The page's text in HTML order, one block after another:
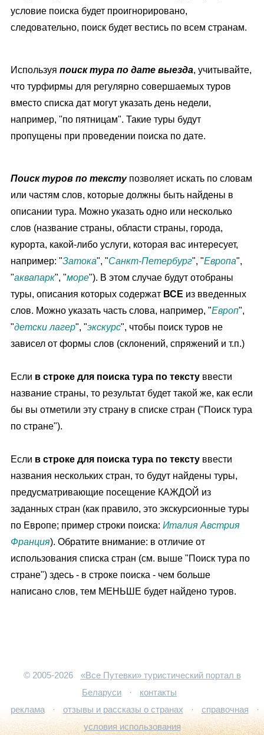
условие поиска будет проигнорировано,
следовательно, поиск будет вестись по всем странам.
Используя поиск тура по дате выезда, учитывайте,
что турфирмы для регулярно совершаемых туров
вместо списка дат могут указать день недели,
например, "по пятницам". Такие туры будут
пропущены при проведении поиска по дате.
Поиск туров по текступозволяет искать по словам
или частям слов, которые должны быть найдены в
описании тура. Можно указать одно или несколько
слов (название страны, области страны, города,
курорта, какой-либо услуги, которая вас интересует,
например: "Затока", "Санкт-Петербург", "Европа",
"аквапарк", "море"). В этом случае будут отобраны
туры, описания которых содержат ВСЕ из введенных
слов. Можно указать часть слова, например, "Европ",
"детски лагер", "экскурс", чтобы поиск туров не
зависел от формы слов (склонений, спряжений и т.п.)
Если в строке для поиска тура по тексту ввести
название страны, то результат будет такой же, как если
бы вы отметили эту страну в списке стран ("Поиск тура
по стране").
Если в строке для поиска тура по тексту ввести
названия нескольких стран, то будут найдены туры,
предусматривающие посещение КАЖДОЙ из
заданных стран (как правило, это экскурсионные туры
по Европе; пример строки поиска: Италия Австрия
Франция). Обратите внимание: в отличие от
использования списка стран (см. выше "Поиск тура по
стране") здесь - в строке поиска - чем больше
написано слов, тем МЕНЬШЕ будет найдено туров.
© 2005-2026
«Все Путевки» туристический портал в
Беларуси
·
контакты
реклама
· отзывы и рассказы о странах · справочная
·
условия использования